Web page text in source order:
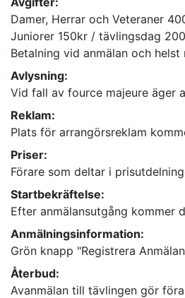
Damer, Herrar och Veteraner
Juniorer 150kr / tävlingsdag
Betalning vid anmälan och helst
Avlysning:
Reklam:
Priser:
Förare som deltar i
Startbekräftelse:
Efter anmälansutgång kommer
Anmälningsinformation:
Grön knapp "Registrera
Återbud:
Avanmälan till tävlingen gör